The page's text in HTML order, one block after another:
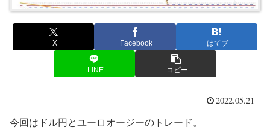
X Facebook はてブ
LINE コピー
2022.05.21
今回はドル円とユーロオージーのトレード。